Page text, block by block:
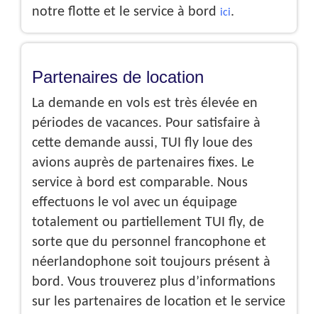
notre flotte et le service à bord ici.
Partenaires de location
La demande en vols est très élevée en
périodes de vacances. Pour satisfaire à
cette demande aussi, TUI fly loue des
avions auprès de partenaires fixes. Le
service à bord est comparable. Nous
effectuons le vol avec un équipage
totalement ou partiellement TUI fly, de
sorte que du personnel francophone et
néerlandophone soit toujours présent à
bord. Vous trouverez plus d’informations
sur les partenaires de location et le service